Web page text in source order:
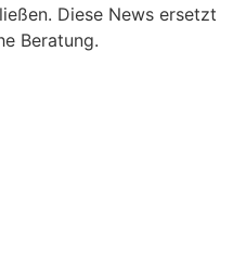
Diese News ersetzt
Beratung.